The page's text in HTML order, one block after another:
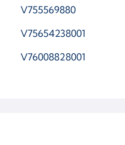
V755569880
V75654238001
V76008828001